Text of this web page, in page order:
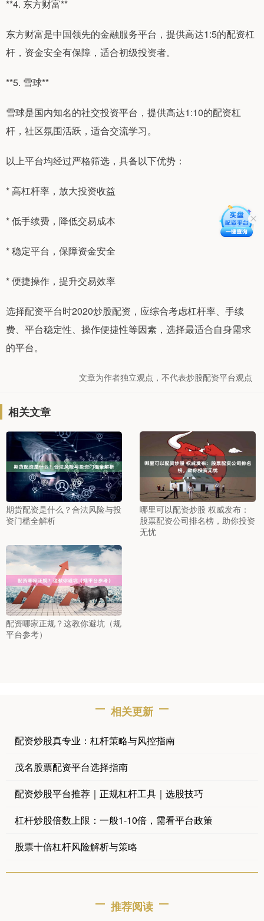
**4. 东方财富**
东方财富是中国领先的金融服务平台，提供高达1:5的配资杠
杆，资金安全有保障，适合初级投资者。
**5. 雪球**
雪球是国内知名的社交投资平台，提供高达1:10的配资杠
杆，社区氛围活跃，适合交流学习。
以上平台均经过严格筛选，具备以下优势：
* 高杠杆率，放大投资收益
* 低手续费，降低交易成本
* 稳定平台，保障资金安全
* 便捷操作，提升交易效率
选择配资平台时2020炒股配资，应综合考虑杠杆率、手续
费、平台稳定性、操作便捷性等因素，选择最适合自身需求
的平台。
文章为作者独立观点，不代表炒股配资平台观点
相关文章
期货配资是什么？合法风险与投
资门槛全解析
哪里可以配资炒股 权威发布：
股票配资公司排名榜，助你投资
无忧
配资哪家正规？这教你避坑（规
平台参考）
相关更新
配资炒股真专业：杠杆策略与风控指南
茂名股票配资平台选择指南
配资炒股平台推荐｜正规杠杆工具｜选股技巧
杠杆炒股倍数上限：一般1-10倍，需看平台政策
股票十倍杠杆风险解析与策略
推荐阅读